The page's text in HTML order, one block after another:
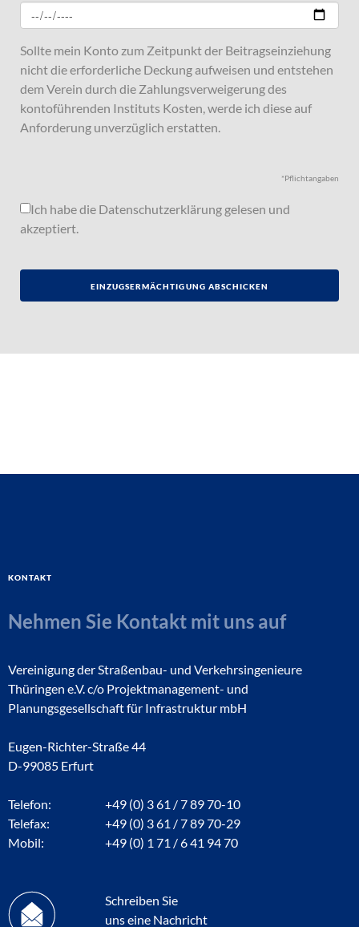
Sollte mein Konto zum Zeitpunkt der Beitragseinziehung
nicht die erforderliche Deckung aufweisen und entstehen
dem Verein durch die Zahlungsverweigerung des
kontoführenden Instituts Kosten, werde ich diese auf
Anforderung unverzüglich erstatten.
*Pflichtangaben
Ich habe die Datenschutzerklärung gelesen und
akzeptiert.
Kontakt
Nehmen Sie Kontakt mit uns auf
Vereinigung der Straßenbau- und Verkehrsingenieure
Thüringen e.V. c/o Projektmanagement- und
Planungsgesellschaft für Infrastruktur mbH
Eugen-Richter-Straße 44
D-99085 Erfurt
Telefon:
+49 (0) 3 61 / 7 89 70-10
Telefax:
+49 (0) 3 61 / 7 89 70-29
Mobil:
+49 (0) 1 71 / 6 41 94 70
Schreiben Sie
uns eine Nachricht